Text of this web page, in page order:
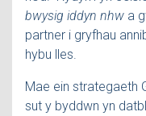
bwysig iddyn nhw a
partner i gryfhau
hybu lles.
Mae ein strategaeth
sut y byddwn yn